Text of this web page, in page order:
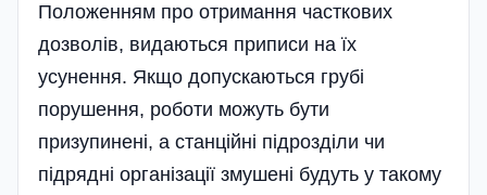
Положенням про отримання часткових
дозволів, видаються приписи на їх
усунення. Якщо допускаються грубі
порушення, роботи можуть бути
призупинені, а станційні підрозділи чи
підрядні організації змушені будуть у такому